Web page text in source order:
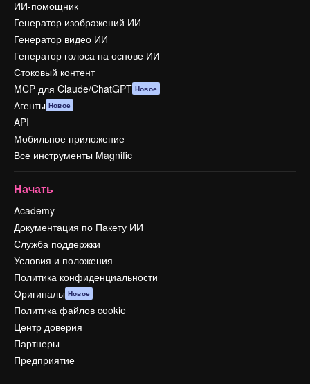
ИИ-помощник
Генератор изображений ИИ
Генератор видео ИИ
Генератор голоса на основе ИИ
Стоковый контент
MCP для Claude/ChatGPT Новое
Агенты Новое
API
Мобильное приложение
Все инструменты Magnific
Начать
Academy
Документация по Пакету ИИ
Служба поддержки
Условия и положения
Политика конфиденциальности
Оригиналы Новое
Политика файлов cookie
Центр доверия
Партнеры
Предприятие